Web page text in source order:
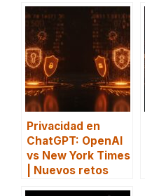
Privacidad en
ChatGPT: OpenAI
vs New York Times
| Nuevos retos